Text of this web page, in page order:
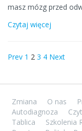
masz mózg przed
Czytaj więcej
Prev 1 2 3 4 Next
Zmiana O nas
Autodiagnoza
Tablica
Szkolenia